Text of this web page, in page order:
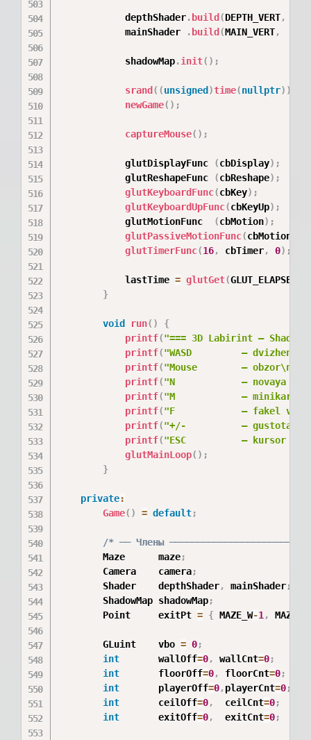
            depthShader
. build (DEPTH_VERT,
            mainShader
. build (MAIN_VERT,
            shadowMap
.init( ) ;
srand ( (unsigned )time(nullptr) )
newGame( ) ;
captureMouse( ) ;
            glutDisplayFunc
(cbDisplay) ;
            glutReshapeFunc
(cbReshape) ;
glutKeyboardFunc(cbKey) ;
glutKeyboardUpFunc(cbKeyUp) ;
            glutMotionFunc
(cbMotion) ;
glutPassiveMotionFunc(cbMotion
glutTimerFunc(16, cbTimer, 0) ;
            lastTime
= glutGet(
}
void run( )
{
printf("=== 3D Labirint — Shadow
printf("WASD         —
printf("Mouse        — obzor\n"
printf("N            — novaya
printf("M            —
printf("F            — fakel vkl/
printf("+/-          — gustota
printf("ESC          — kursor /
glutMainLoop( ) ;
}
private:
Game( ) = default;
/* ── Члены
        Maze      maze
;
        Camera    camera
;
        Shader    depthShader
, mainShader;
        ShadowMap shadowMap
;
        Point     exitPt
= { MAZE_W-1 , MAZE_H
        GLuint    vbo
= 0;
int
       wallOff
=0, wallCnt=0;
int
       floorOff
=0, floorCnt=0;
int
       playerOff
=0,playerCnt=0;
int
       ceilOff
=0,
  ceilCnt
=0;
int
       exitOff
=0,
  exitCnt
=0;